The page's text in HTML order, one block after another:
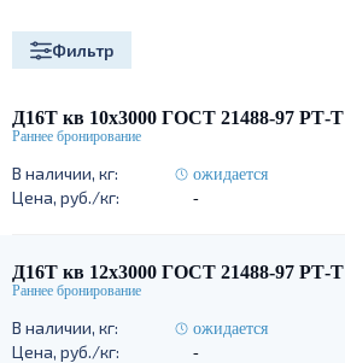
Фильтр
Д16Т кв 10х3000 ГОСТ 21488-97 РТ-Т
ожидается
-
Д16Т кв 12х3000 ГОСТ 21488-97 РТ-Т
ожидается
-